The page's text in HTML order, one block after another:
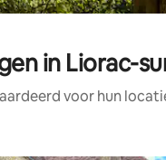
in Liorac-
voor hun